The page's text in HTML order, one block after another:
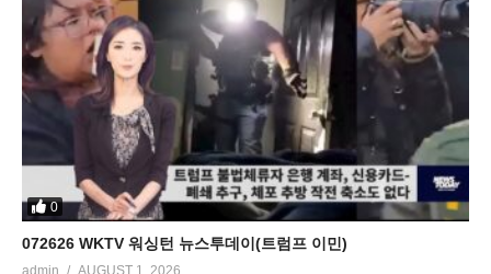
0
072626 WKTV 워싱턴 뉴스투데이(트럼프 이민)
admin AUGUST 1, 2026